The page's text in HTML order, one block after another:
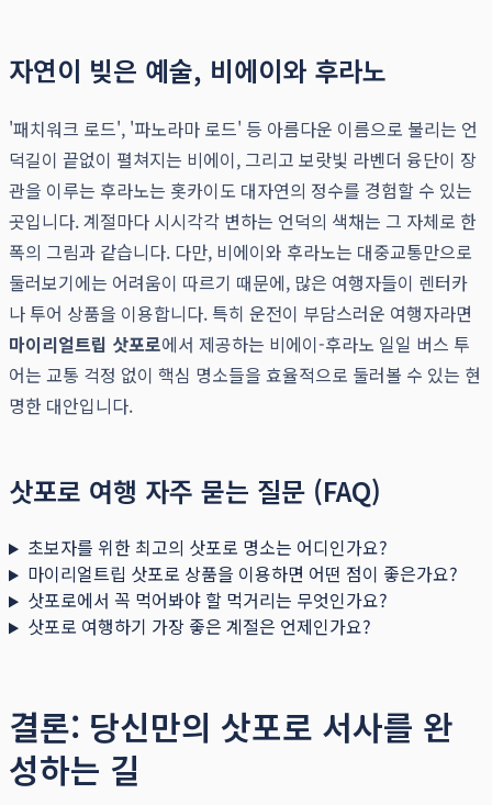
자연이 빚은 예술, 비에이와 후라노
'패치워크 로드', '파노라마 로드' 등 아름다운 이름으로 불리는 언
덕길이 끝없이 펼쳐지는 비에이, 그리고 보랏빛 라벤더 융단이 장
관을 이루는 후라노는 홋카이도 대자연의 정수를 경험할 수 있는
곳입니다. 계절마다 시시각각 변하는 언덕의 색채는 그 자체로 한
폭의 그림과 같습니다. 다만, 비에이와 후라노는 대중교통만으로
둘러보기에는 어려움이 따르기 때문에, 많은 여행자들이 렌터카
나 투어 상품을 이용합니다. 특히 운전이 부담스러운 여행자라면
마이리얼트립 삿포로에서 제공하는 비에이-후라노 일일 버스 투
어는 교통 걱정 없이 핵심 명소들을 효율적으로 둘러볼 수 있는 현
명한 대안입니다.
삿포로 여행 자주 묻는 질문 (FAQ)
초보자를 위한 최고의 삿포로 명소는 어디인가요?
마이리얼트립 삿포로 상품을 이용하면 어떤 점이 좋은가요?
삿포로에서 꼭 먹어봐야 할 먹거리는 무엇인가요?
삿포로 여행하기 가장 좋은 계절은 언제인가요?
결론: 당신만의 삿포로 서사를 완
성하는 길